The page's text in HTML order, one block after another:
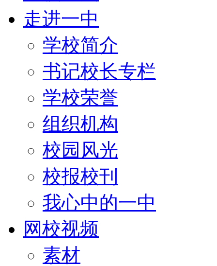
走进一中
学校简介
书记校长专栏
学校荣誉
组织机构
校园风光
校报校刊
我心中的一中
网校视频
素材